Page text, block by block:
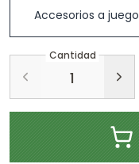
Accesorios a juego
Cantidad